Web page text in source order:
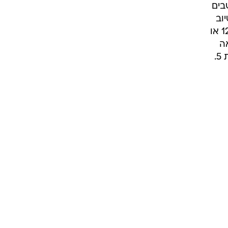
, ג'ונתן התוודה שבתחילה, כשהיה בן 21 והכיר את לינדזי, הוא חשב שהיא רק בת 12 או